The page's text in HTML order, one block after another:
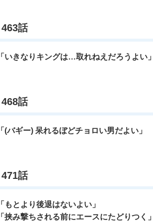
463話
「いきなりキングは…取れねえだろうよい
468話
「(バギー) 呆れるぼどチョロい男だよい」
471話
「もとより後退はないよい」
「挟み撃ちされる前にエースにたどりつく